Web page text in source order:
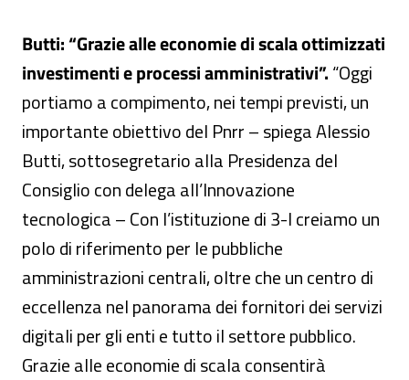
Butti: “Grazie alle economie di scala ottimizzati
investimenti e processi amministrativi”.“Oggi
portiamo a compimento, nei tempi previsti, un
importante obiettivo del Pnrr – spiega Alessio
Butti, sottosegretario alla Presidenza del
Consiglio con delega all’Innovazione
tecnologica – Con l’istituzione di 3-I creiamo un
polo di riferimento per le pubbliche
amministrazioni centrali, oltre che un centro di
eccellenza nel panorama dei fornitori dei servizi
digitali per gli enti e tutto il settore pubblico.
Grazie alle economie di scala consentirà